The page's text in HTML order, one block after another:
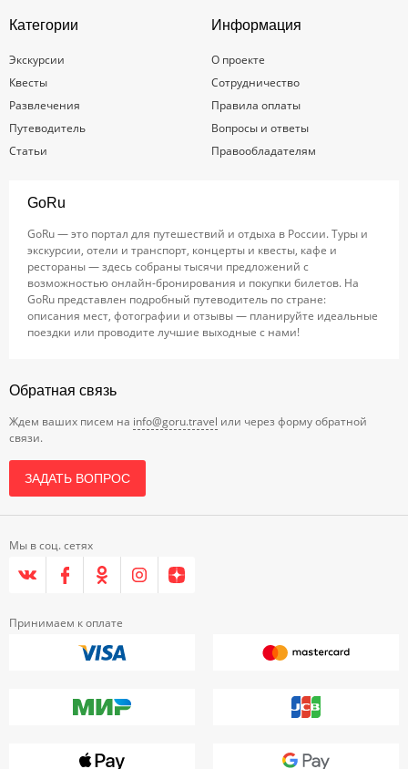
Категории
Экскурсии
Квесты
Развлечения
Путеводитель
Статьи
Информация
О проекте
Сотрудничество
Правила оплаты
Вопросы и ответы
Правообладателям
GoRu
GoRu — это портал для путешествий и отдыха в России. Туры и
экскурсии, отели и транспорт, концерты и квесты, кафе и
рестораны — здесь собраны тысячи предложений с
возможностью онлайн-бронирования и покупки билетов. На
GoRu представлен подробный путеводитель по стране:
описания мест, фотографии и отзывы — планируйте идеальные
поездки или проводите лучшие выходные с нами!
Обратная связь
Ждем ваших писем на info@goru.travel или через форму обратной
связи.
ЗАДАТЬ ВОПРОС
Мы в соц. сетях
Принимаем к оплате